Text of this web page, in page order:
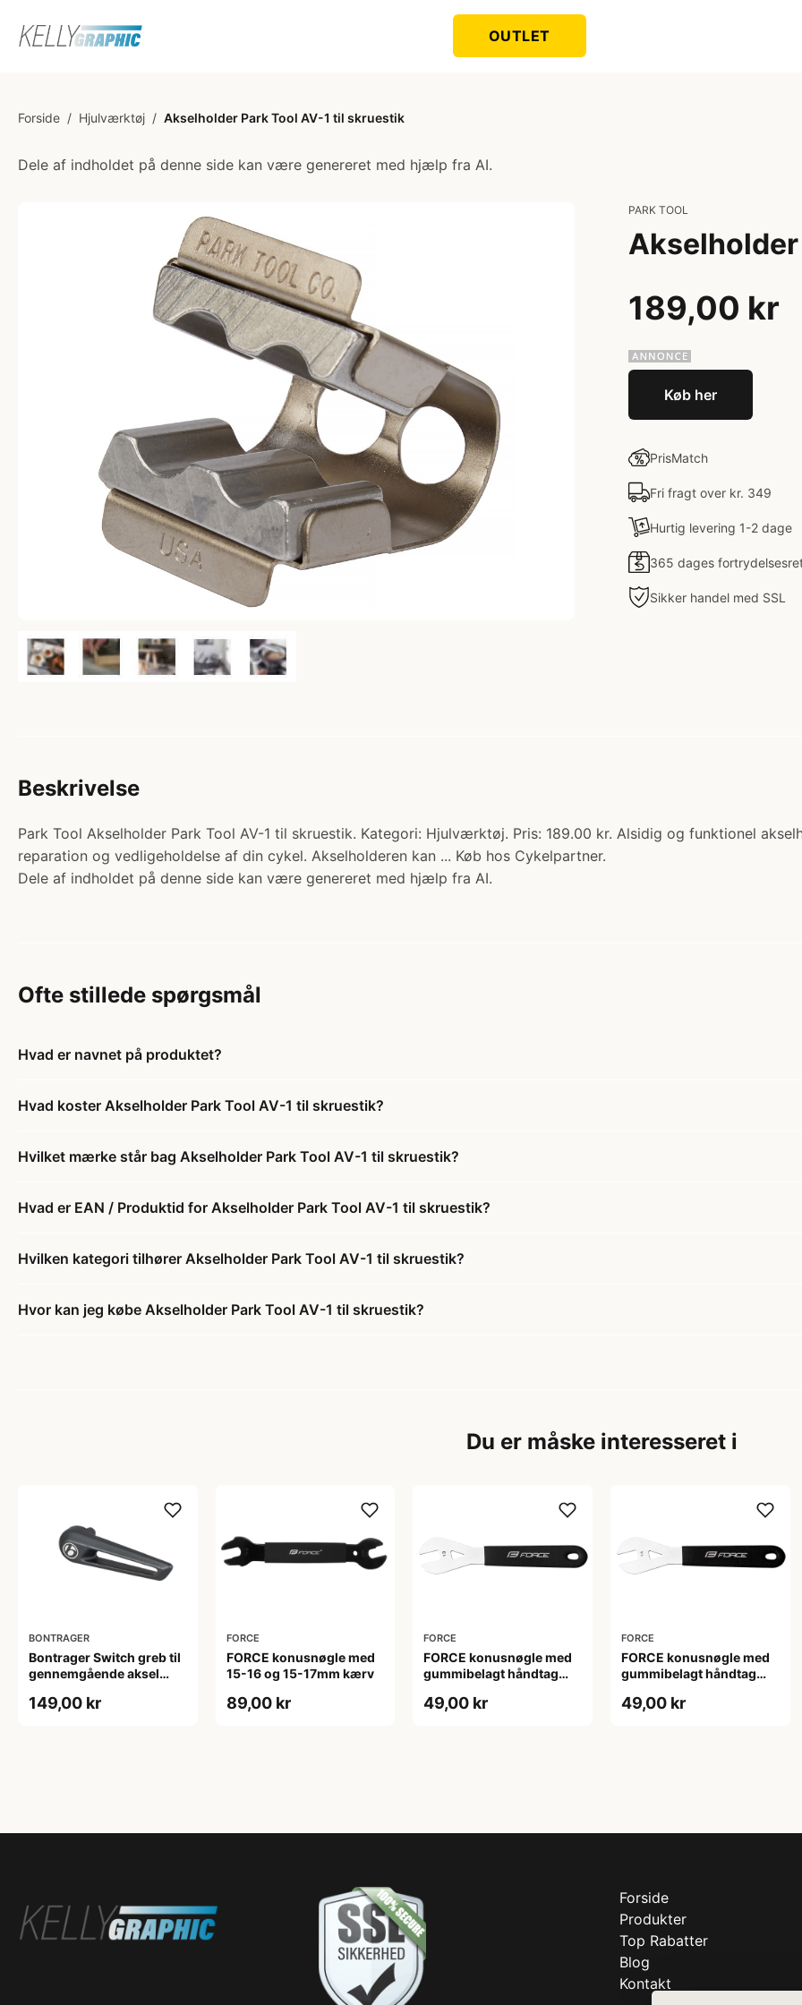
OUTLET
Forside / Hjulværktøj / Akselholder Park Tool AV-1 til skruestik
Dele af indholdet på denne side kan være genereret med hjælp fra AI.
PARK TOOL
189,00 kr
Køb her
PrisMatch
Fri fragt over kr. 349
Hurtig levering 1-2 dage
365 dages
Sikker handel med SSL
Beskrivelse
Park Tool Akselholder Park Tool AV-1 til skruestik. Kategori: Hjulværktøj. Pris: 189.00 kr. Alsidig og funktionel
reparation og vedligeholdelse af din cykel. Akselholderen kan ... Køb hos Cykelpartner.
Dele af indholdet på denne side kan være genereret med hjælp fra AI.
Ofte stillede spørgsmål
Hvad er navnet på produktet?
Hvad koster Akselholder Park Tool AV-1 til skruestik?
Hvilket mærke står bag Akselholder Park Tool AV-1 til skruestik?
Hvad er EAN / Produktid for Akselholder Park Tool AV-1 til skruestik?
Hvilken kategori tilhører Akselholder Park Tool AV-1 til skruestik?
Hvor kan jeg købe Akselholder Park Tool AV-1 til skruestik?
Du er måske interesseret i
BONTRAGER
Bontrager Switch greb til
gennemgående aksel
149,00 kr
FORCE
FORCE konusnøgle med
15-16 og 15-17mm kærv
89,00 kr
FORCE
FORCE konusnøgle med
gummibelagt håndtag
49,00 kr
FORCE
FORCE konusnøgle med
gummibelagt håndtag
49,00 kr
Forside
Produkter
Top Rabatter
Blog
Kontakt